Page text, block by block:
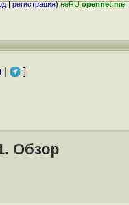
|регистрация)неRUopennet.me
| ]
Обзор